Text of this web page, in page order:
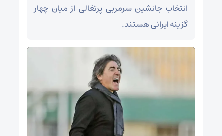
انتخاب جانشین سرمربی پرتغالی از میان چهار
گزینه ایرانی هستند.